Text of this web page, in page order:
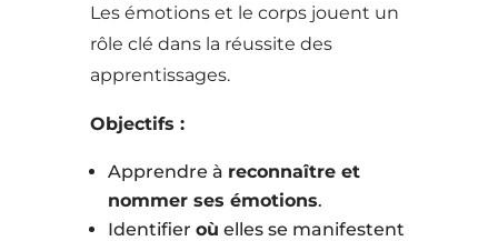
Les émotions et le corps jouent un
rôle clé dans la réussite des
apprentissages.
Objectifs :
Apprendre à reconnaître et
nommer ses émotions.
Identifier où elles se manifestent